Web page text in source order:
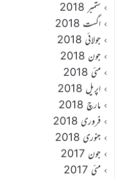
ستمبر 2018
اگست 2018
جولائی 2018
جون 2018
مئی 2018
اپریل 2018
مارچ 2018
فروری 2018
جنوری 2018
جون 2017
مئی 2017